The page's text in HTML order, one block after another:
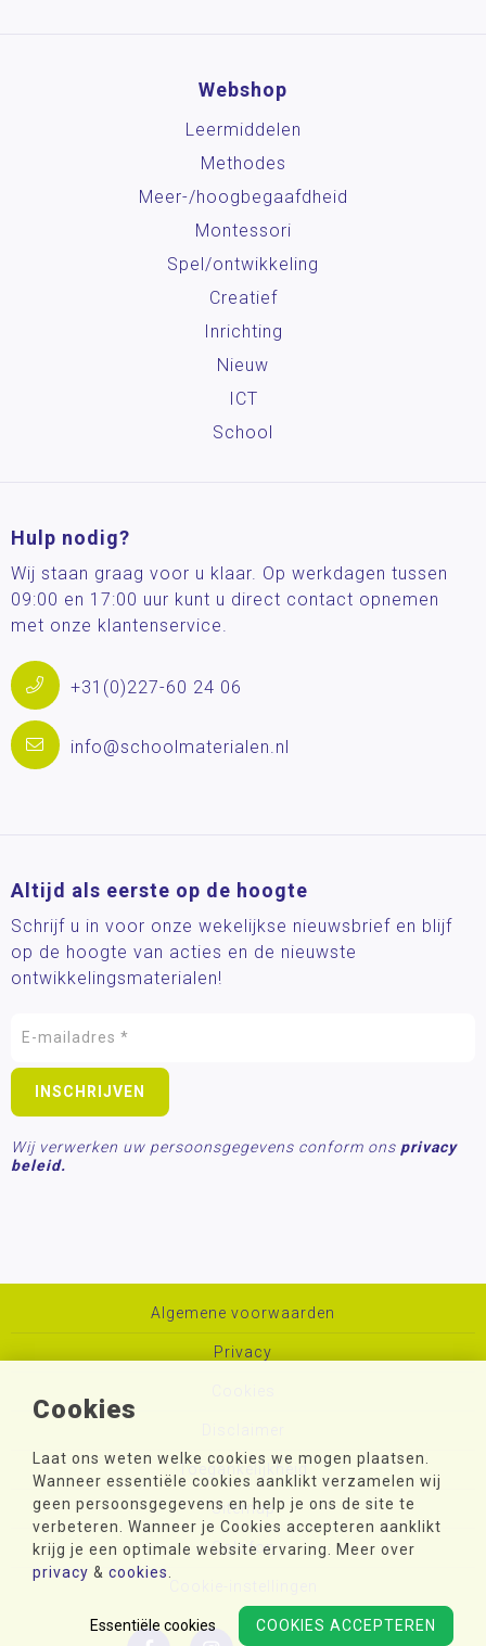
Cookies
Laat ons weten welke cookies we mogen plaatsen.
Wanneer essentiële cookies aanklikt verzamelen wij
geen persoonsgegevens en help je ons de site te
verbeteren. Wanneer je Cookies accepteren aanklikt
krijg je een optimale website ervaring. Meer over
privacy & cookies
COOKIES ACCEPTEREN
Essentiële cookies
Webshop
Leermiddelen
Methodes
Meer-/hoog­begaafdheid
Montessori
Spel/ontwikkeling
Creatief
Inrichting
Nieuw
ICT
School
Hulp nodig?
Wij staan graag voor u klaar. Op werkdagen tussen
09:00 en 17:00 uur kunt u direct contact opnemen
met onze klantenservice.
+31(0)227-60 24 06
info@schoolmaterialen.nl
Altijd als eerste op de hoogte
Schrijf u in voor onze wekelijkse nieuwsbrief en blijf
op de hoogte van acties en de nieuwste
ontwikkelingsmaterialen!
Wij verwerken uw persoonsgegevens conform ons privacy
beleid.
Algemene voorwaarden
Privacy
Toegankelijkheid
Sitemap
Colofon